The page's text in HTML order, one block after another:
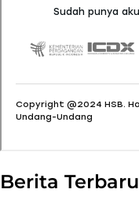
Berita Terbaru